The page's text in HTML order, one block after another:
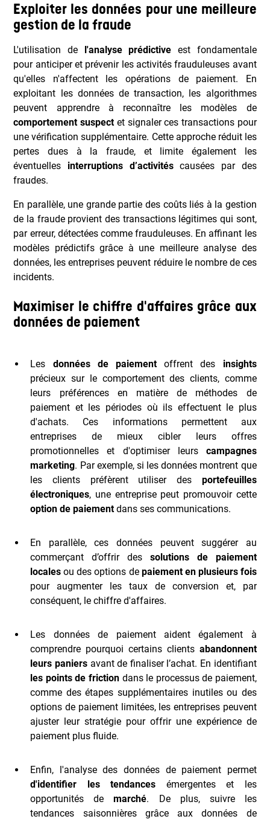
Exploiter les données pour une meilleure
gestion de la fraude
L'utilisation de l'analyse prédictive est fondamentale
pour anticiper et prévenir les activités frauduleuses avant
qu'elles n'affectent les opérations de paiement. En
exploitant les données de transaction, les algorithmes
peuvent apprendre à reconnaître les modèles de
comportement suspectet signaler ces transactions pour
une vérification supplémentaire. Cette approche réduit les
pertes dues à la fraude, et limite également les
éventuelles interruptions d’activitéscausées par des
fraudes.
En parallèle, une grande partie des coûts liés à la gestion
de la fraude provient des transactions légitimes qui sont,
par erreur, détectées comme frauduleuses. En affinant les
modèles prédictifs grâce à une meilleure analyse des
données, les entreprises peuvent réduire le nombre de ces
incidents.
Maximiser le chiffre d'affaires grâce aux
données de paiement
Les données de paiementoffrent des insights
précieux sur le comportement des clients, comme
leurs préférences en matière de méthodes de
paiement et les périodes où ils effectuent le plus
d'achats. Ces informations permettent aux
entreprises de mieux cibler leurs offres
promotionnelles et d'optimiser leurs campagnes
marketing. Par exemple, si les données montrent que
les clients préfèrent utiliser des portefeuilles
électroniques, une entreprise peut promouvoir cette
option de paiementdans ses communications.
En parallèle, ces données peuvent suggérer au
commerçant d’offrir des solutions de paiement
locales ou des options de paiement en plusieurs fois
pour augmenter les taux de conversion et, par
conséquent, le chiffre d'affaires.
Les données de paiement aident également à
comprendre pourquoi certains clients abandonnent
leurs paniers avant de finaliser l’achat. En identifiant
les points de frictiondans le processus de paiement,
comme des étapes supplémentaires inutiles ou des
options de paiement limitées, les entreprises peuvent
ajuster leur stratégie pour offrir une expérience de
paiement plus fluide.
Enfin, l'analyse des données de paiement permet
d'identifier les tendances émergentes et les
opportunités demarché. De plus, suivre les
tendances saisonnières grâce aux données de